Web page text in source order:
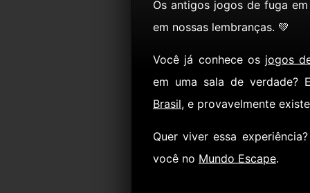
Os antigos jogos de fuga
em nossas lembranças. 💚
Você já conhece os jogos
em uma sala de verdade?
Brasil, e provavelmente
Quer viver essa
você no Mundo Escape.